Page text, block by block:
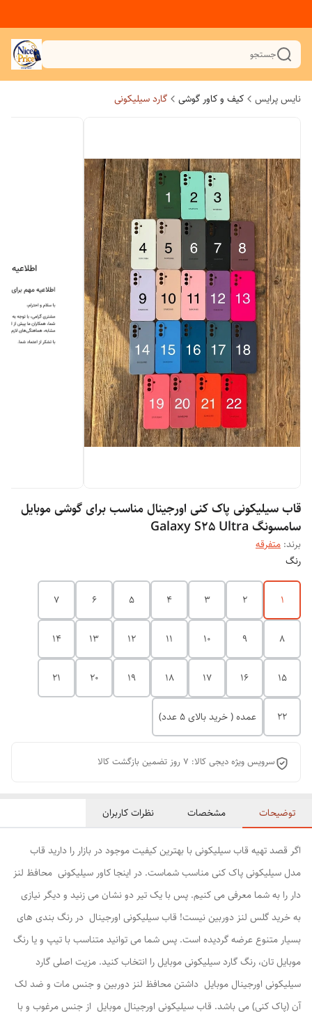
جستجو
نایس پرایس کیف و کاور گوشی گارد سیلیکونی
قاب سیلیکونی پاک کنی اورجینال مناسب برای گوشی موبایل
سامسونگ Galaxy S25 Ultra
برند: متفرقه
رنگ
1
2
3
4
5
6
7
8
9
10
11
12
13
14
15
16
17
18
19
20
21
22 عمده ( خرید بالای 5 عدد)
سرویس ویژه دیجی کالا: 7 روز تضمین بازگشت کالا
توضیحات مشخصات نظرات کاربران
اگر قصد تهیه قاب سیلیکونی با بهترین کیفیت موجود در بازار را دارید قاب
مدل سیلیکونی پاک کنی مناسب شماست. در اینجا کاور سیلیکونی محافظ لنز
دار را به شما معرفی می کنیم. پس با یک تیر دو نشان می زنید و دیگر نیازی
به خرید گلس لنز دوربین نیست! قاب سیلیکونی اورجینال در رنگ بندی های
بسیار متنوع عرضه گردیده است. پس شما می توانید متناسب با تیپ و یا رنگ
موبایل تان، رنگ گارد سیلیکونی موبایل را انتخاب کنید. مزیت اصلی گارد
سیلیکونی اورجینال موبایل داشتن محافظ لنز دوربین و جنس مات و ضد لک
آن (پاک کنی) می باشد. قاب سیلیکونی اورجینال موبایل از جنس مرغوب و با